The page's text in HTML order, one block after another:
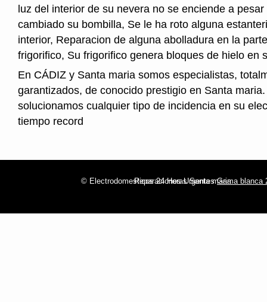
luz del interior de su nevera no se enciende a
cambiado su bombilla, Se le ha roto alguna
interior, Reparacion de alguna abolladura en la
frigorifico, Su frigorifico genera bloques de hielo en
En CÁDIZ y Santa maria somos especialistas,
garantizados, de conocido prestigio en Santa
solucionamos cualquier tipo de incidencia en su
tiempo record
© Electrodomesticos 24 Horas Santa maria
Reparaciones UrgentesGama blanca